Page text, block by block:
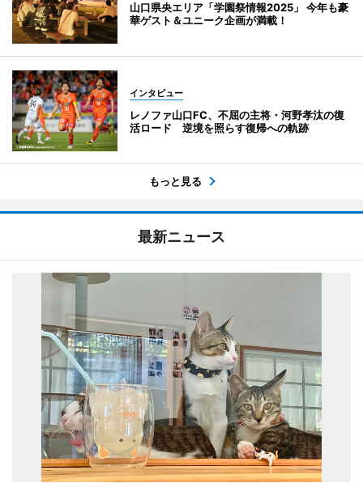
山口県央エリア「学園祭情報2025」 今年も豪
華ゲスト＆ユニーク企画が満載！
インタビュー
レノファ山口FC、不屈の主将・河野孝汰の復
活ロード 逆境を照らす復帰への軌跡
もっと見る
最新ニュース